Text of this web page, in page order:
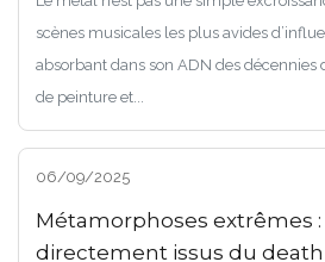
scènes musicales les plus avides
absorbant dans son ADN des décennies
de peinture et...
06/09/2025
Métamorphoses extrêmes :
directement issus du